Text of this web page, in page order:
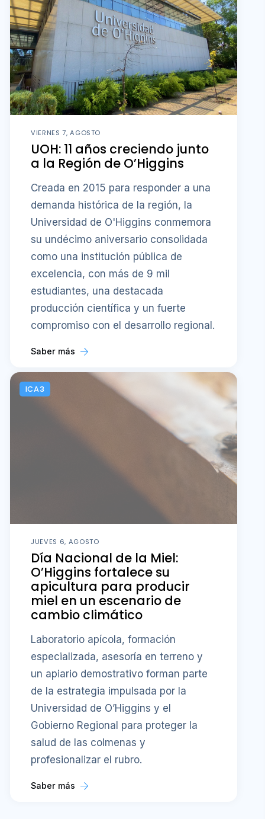
VIERNES 7, AGOSTO
UOH: 11 años creciendo junto
a la Región de O’Higgins
Creada en 2015 para responder a una
demanda histórica de la región, la
Universidad de O'Higgins conmemora
su undécimo aniversario consolidada
como una institución pública de
excelencia, con más de 9 mil
estudiantes, una destacada
producción científica y un fuerte
compromiso con el desarrollo regional.
Saber más
ICA3
JUEVES 6, AGOSTO
Día Nacional de la Miel:
O’Higgins fortalece su
apicultura para producir
miel en un escenario de
cambio climático
Laboratorio apícola, formación
especializada, asesoría en terreno y
un apiario demostrativo forman parte
de la estrategia impulsada por la
Universidad de O’Higgins y el
Gobierno Regional para proteger la
salud de las colmenas y
profesionalizar el rubro.
Saber más